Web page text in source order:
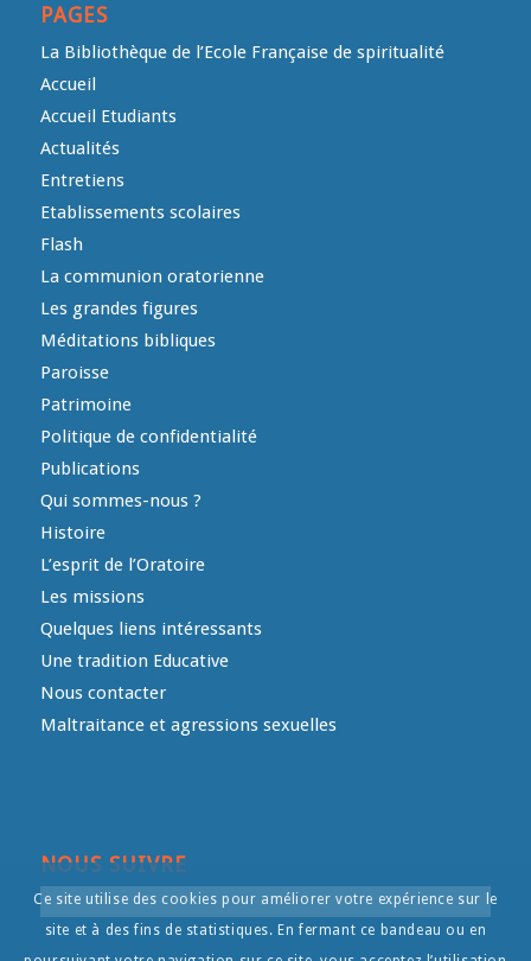
PAGES
La Bibliothèque de l’Ecole Française de spiritualité
Accueil
Accueil Etudiants
Actualités
Entretiens
Etablissements scolaires
Flash
La communion oratorienne
Les grandes figures
Méditations bibliques
Paroisse
Patrimoine
Politique de confidentialité
Publications
Qui sommes-nous ?
Histoire
L’esprit de l’Oratoire
Les missions
Quelques liens intéressants
Une tradition Educative
Nous contacter
Maltraitance et agressions sexuelles
NOUS SUIVRE
Ce site utilise des cookies pour améliorer votre expérience sur le
site et à des fins de statistiques. En fermant ce bandeau ou en